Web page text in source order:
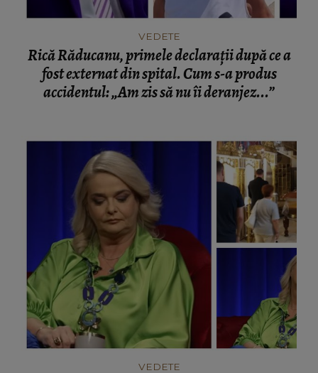
VEDETE
Rică Răducanu, primele declarații după ce a
fost externat din spital. Cum s-a produs
accidentul: „Am zis să nu îi deranjez...”
VEDETE